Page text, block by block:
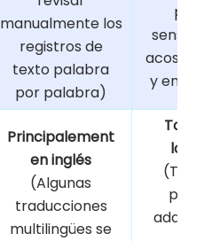
manualmente los
registros de
texto palabra
por palabra)
acoso/
y
Principalement
en inglés
(Algunas
traducciones
multilingües se